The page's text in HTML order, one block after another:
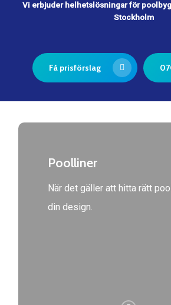
Vi erbjuder helhetslösningar för
Stockholm
Få prisförslag
Poolliner
När det gäller att hitta rätt
din design.